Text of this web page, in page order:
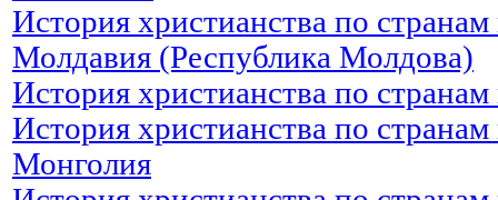
История христианства по
Молдавия (Республика Молдова)
История христианства по
История христианства по
Монголия